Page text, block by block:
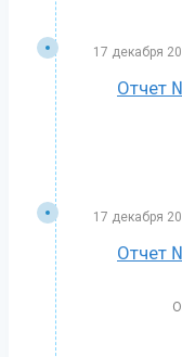
17 декабря
Отчет
17 декабря
Отчет